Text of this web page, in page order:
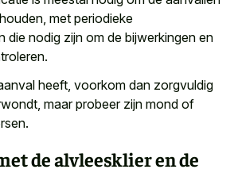
met periodieke
die nodig zijn om de bijwerkingen en
heeft, voorkom dan zorgvuldig
maar probeer zijn mond of
de alvleesklier en de